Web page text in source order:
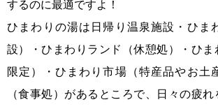
するのに最適ですよ！
ひまわりの湯は日帰り温泉施設・ひま
設）・ひまわりランド（休憩処）・ひま
限定）・ひまわり市場（特産品やお土
（食事処）があるところで、日々の疲